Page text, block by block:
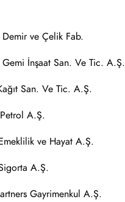
ve Çelik Fab.
İnşaat San. Ve Tic. A.Ş.
San. Ve Tic. A.Ş.
A.Ş.
ve Hayat A.Ş.
A.Ş.
Gayrimenkul A.Ş.